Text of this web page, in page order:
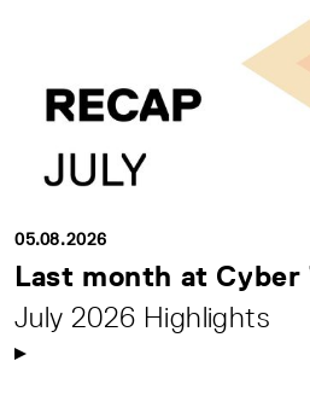
05.08.2026
Last month at Cyber
July 2026 Highlights